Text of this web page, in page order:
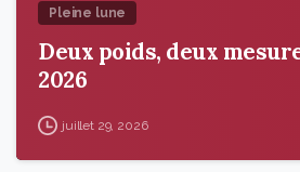
Pleine lune
Deux poids, deux
2026
juillet 29, 2026